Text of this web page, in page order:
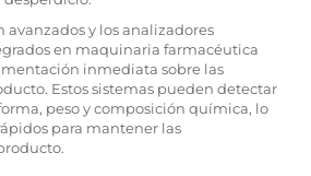
avanzados y los analizadores
en maquinaria farmacéutica
inmediata sobre las
Estos sistemas pueden detectar
peso y composición química, lo
para mantener las